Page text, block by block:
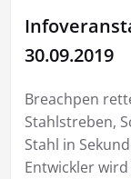
30.09.2019
Breachpen
Stahlstreben,
Stahl in
Entwickler